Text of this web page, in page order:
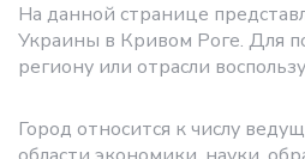
На данной странице
Украины в Кривом Роге. Для
региону или отрасли
Город относится к числу